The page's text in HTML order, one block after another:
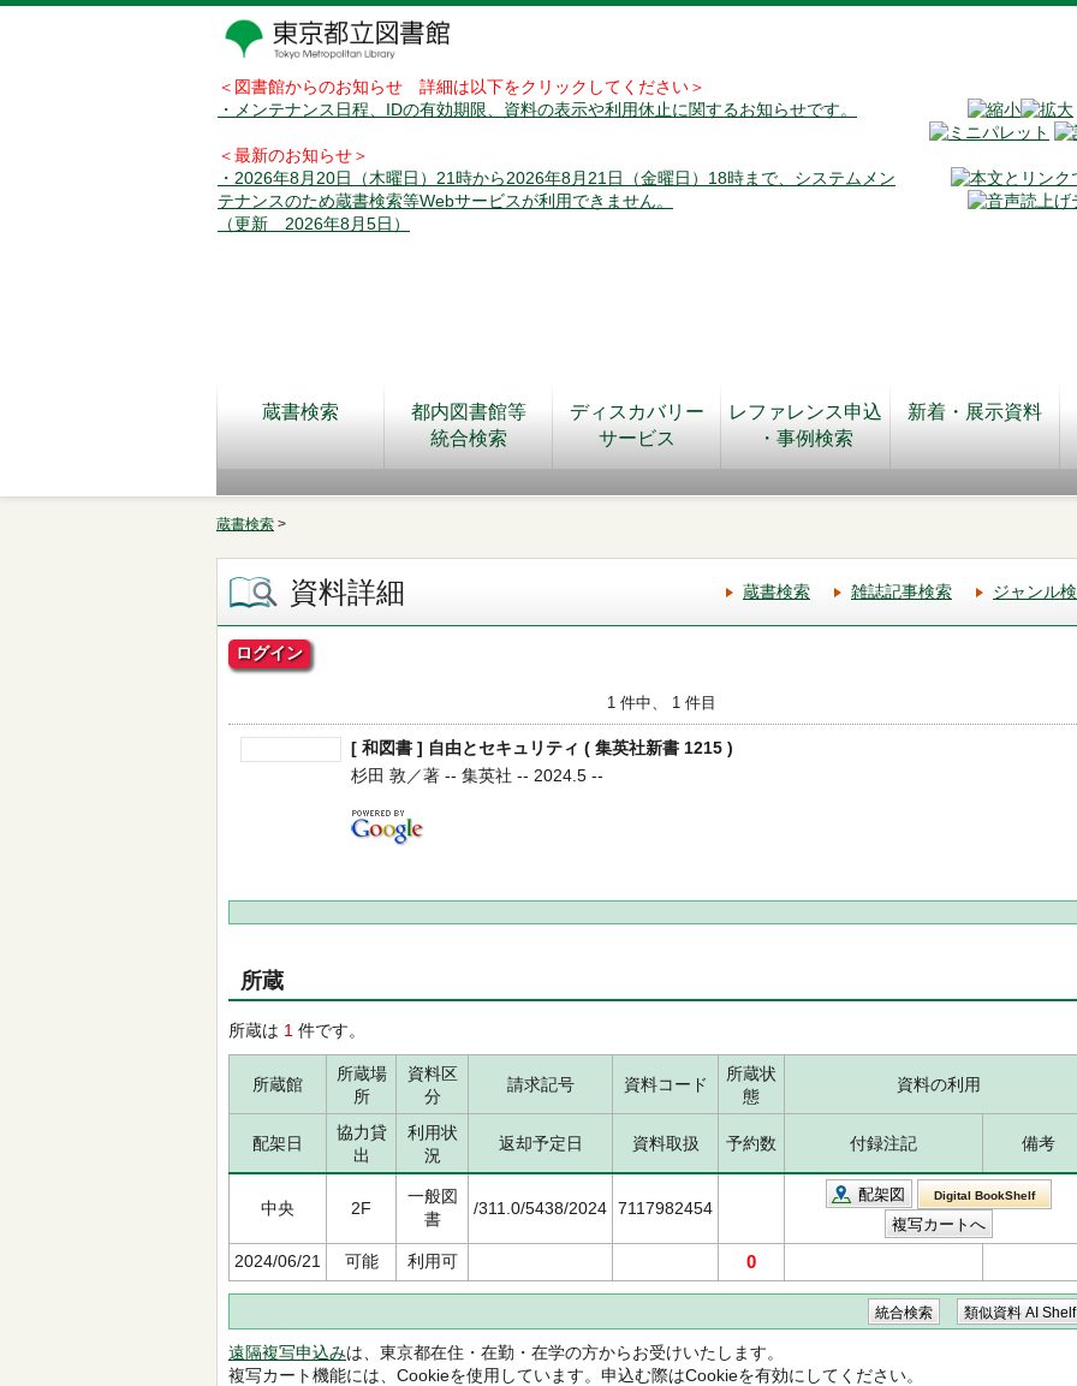
＜図書館からのお知らせ 詳細は以下をクリックしてください＞
・メンテナンス日程、IDの有効期限、資料の表示や利用休止に関するお知らせです。
＜最新のお知らせ＞
・2026年8月20日（木曜日）21時から2026年8月21日（金曜日）18時まで、システムメン
テナンスのため蔵書検索等Webサービスが利用できません。
（更新 2026年8月5日）
蔵書検索
都内図書館等
統合検索
ディスカバリー
サービス
レファレンス申込
・事例検索
新着・展示資料
蔵書検索 >
資料詳細 蔵書検索 雑誌記事検索 ジャンル
ログイン
1 件中、 1 件目
[ 和図書 ] 自由とセキュリティ ( 集英社新書 1215 )
杉田 敦／著 -- 集英社 -- 2024.5 --
所蔵
所蔵は 1 件です。
所蔵館
所蔵場
所
資料区
分
請求記号 資料コード
所蔵状
態
資料の利用
配架日
協力貸
出
利用状
況
返却予定日 資料取扱 予約数 付録注記 備考
中央 2F
一般図
書
/311.0/5438/2024 7117982454
配架図 Digital BookShelf
2024/06/21 可能 利用可 0
遠隔複写申込みは、東京都在住・在勤・在学の方からお受けいたします。
複写カート機能には、Cookieを使用しています。申込む際はCookieを有効にしてください。